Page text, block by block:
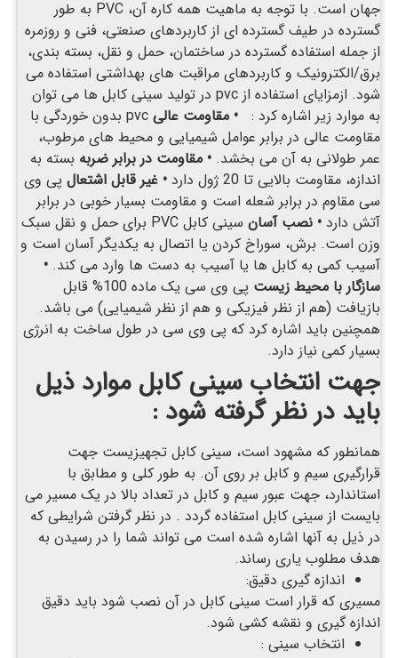
جهان است. با توجه به ماهیت همه کاره آن، PVC به طور
گسترده در طیف گسترده ای از کاربردهای صنعتی، فنی و روزمره
از جمله استفاده گسترده در ساختمان، حمل و نقل، بسته بندی،
برق/الکترونیک و کاربردهای مراقبت های بهداشتی استفاده می
شود. ازمزایای استفاده از pvc در تولید سینی کابل ها می توان
به موارد زیر اشاره کرد : • مقاومت عالی
pvc بدون خوردگی با
مقاومت عالی در برابر عوامل شیمیایی و محیط های مرطوب،
عمر طولانی به آن می بخشد. • مقاومت در برابر ضربه بسته به
اندازه، مقاومت بالایی تا 20 ژول دارد
• غیر قابل اشتعال پی وی
سی مقاوم در برابر شعله است و مقاومت بسیار خوبی در برابر
آتش دارد • نصب آسان
سینی کابل PVC برای حمل و نقل سبک
وزن است. برش، سوراخ کردن یا اتصال به یکدیگر آسان است و
آسیب کمی به کابل ها یا آسیب به دست ها وارد می کند. •
سازگار با محیط زیست
پی وی سی یک ماده 100% قابل
بازیافت (هم از نظر فیزیکی و هم از نظر شیمیایی) می باشد.
همچنین باید اشاره کرد که پی وی سی در طول ساخت به انرژی
بسیار کمی نیاز دارد.
جهت انتخاب سینی کابل موارد ذیل
باید در نظر گرفته شود :
همانطور که مشهود است، سینی کابل تجهیزیست جهت
قرارگیری سیم و کابل بر روی آن. به طور کلی و مطابق با
استاندارد، جهت عبور سیم و کابل در تعداد بالا در یک مسیر می
بایست از سینی کابل استفاده گردد . در نظر گرفتن شرایطی که
در ذیل به آنها اشاره شده است می تواند شما را در رسیدن به
هدف مطلوب یاری رساند.
اندازه گیری دقیق:
مسیری که قرار است سینی کابل در آن نصب شود باید دقیق
اندازه گیری و نقشه کشی شود.
انتخاب سینی :